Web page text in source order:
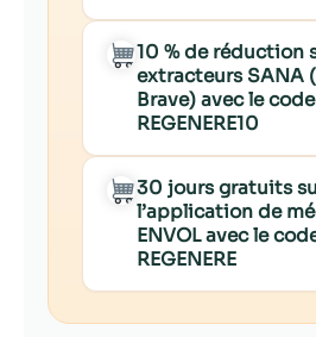
10 % de réduction
extracteurs SANA
Brave) avec le code
REGENERE10
30 jours gratuits
l’application de
ENVOL avec le
REGENERE